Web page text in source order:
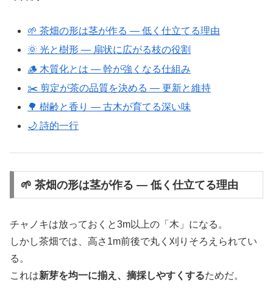
🌱 茶畑の形は茎が作る ― 低く仕立てる理由
🌞 光と樹形 ― 扇状に広がる枝の役割
🪵 木質化とは ― 幹が強くなる仕組み
✂️ 剪定が茶の品質を決める ― 更新と維持
🌳 樹齢と香り ― 古木が育てる深い味
🌙 詩的一行
🌱 茶畑の形は茎が作る ― 低く仕立てる理由
チャノキは放っておくと3m以上の「木」になる。
しかし茶畑では、高さ1m前後で丸く刈りそろえられてい
る。
これは新芽を均一に揃え、摘採しやすくするためだ。